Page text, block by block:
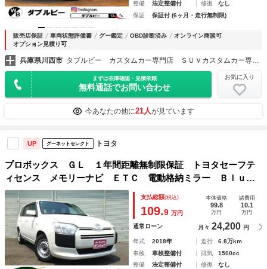
整備 法定整備付 修復
なし
保証
保証付 (6ヶ月・走行無制限)
販売店保証 車両状態評価書 グー鑑定 OBD診断済み
オンライン商談可
オプション見積り可
兵庫県川西市
まずは在庫確認・見積依頼
無料通話でお問い合わせ
お気に入り
今あなたの他に21人が見ています
UP グーネットセレクト トヨタ
プロボックス ＧＬ １年間距離無制限保証 トヨタセーフテ
ィセンス メモリーナビ ＥＴＣ 電動格納ミラー Ｂｌｕｅ
ｔｏｏｔｈ アイドリングストップ ワンオーナー車 禁煙
車 内外装清掃済み
支払総額(税込)
109.9 万円
本体価格
99.8
万円
諸費用
10.1
万円
通常ローン 月々 24,200 円
年式 2018年 走行
6.8万km
車検
車検整備付 排気
1500cc
整備
法定整備付 修復
なし